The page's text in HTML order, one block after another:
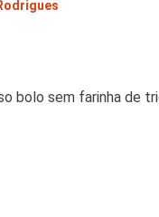
bolo sem farinha de